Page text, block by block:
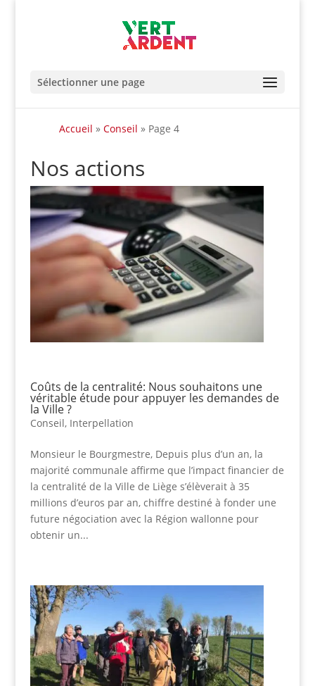
Sélectionner une page
Accueil »Conseil » Page 4
Nos actions
Coûts de la centralité: Nous souhaitons une
véritable étude pour appuyer les demandes de
la Ville ?
Conseil, Interpellation
Monsieur le Bourgmestre, Depuis plus d’un an, la
majorité communale affirme que l’impact financier de
la centralité de la Ville de Liège s’élèverait à 35
millions d’euros par an, chiffre destiné à fonder une
future négociation avec la Région wallonne pour
obtenir un...